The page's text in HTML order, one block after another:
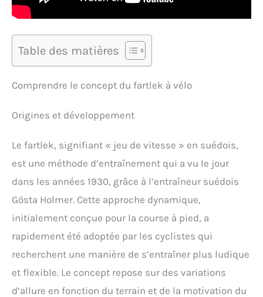
Table des matières
Comprendre le concept du fartlek à vélo
Origines et développement
Le fartlek, signifiant « jeu de vitesse » en suédois,
est une méthode d’entraînement qui a vu le jour
dans les années 1930, grâce à l’entraîneur suédois
Gösta Holmer. Cette approche dynamique,
initialement conçue pour la course à pied, a
rapidement été adoptée par les cyclistes qui
recherchent une manière de s’entraîner plus ludique
et flexible. Le concept repose sur des variations
d’allure en fonction du terrain et de la motivation du